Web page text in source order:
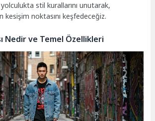
stil kurallarını unutarak,
kesişim noktasını keşfedeceğiz.
Nedir ve Temel Özellikleri